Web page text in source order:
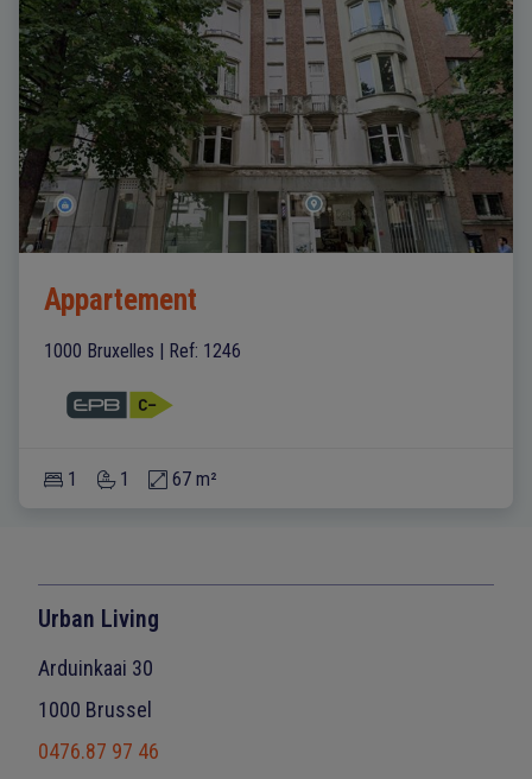
Appartement
1000 Bruxelles | Ref: 1246
1 1 67 m²
Urban Living
Arduinkaai 30
1000 Brussel
0476.87 97 46